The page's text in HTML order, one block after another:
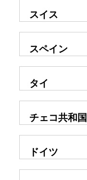
スイス
スペイン
タイ
チェコ共和国
ドイツ